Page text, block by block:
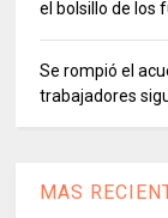
el bolsillo de los
Se rompió el
trabajadores
MAS